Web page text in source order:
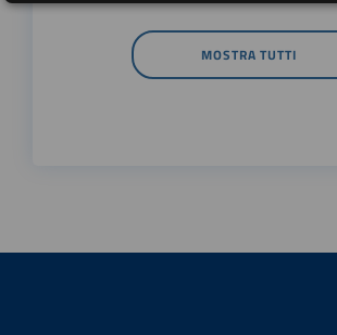
MOSTRA TUTTI